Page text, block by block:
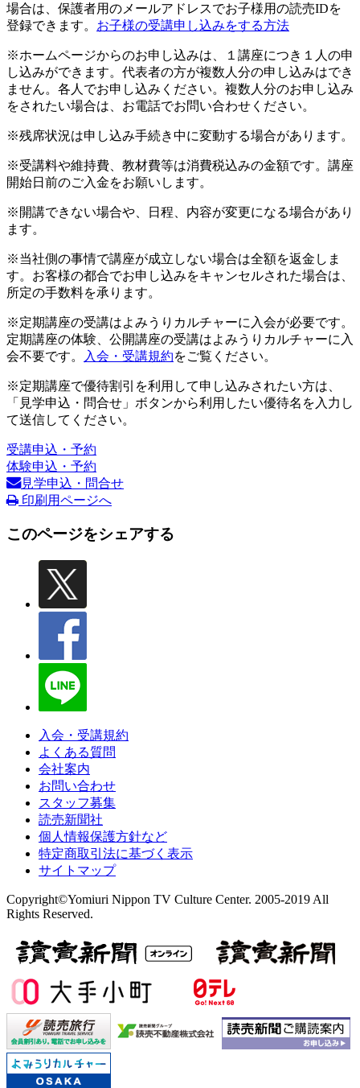
場合は、保護者用のメールアドレスでお子様用の読売IDを
登録できます。 お子様の受講申し込みをする方法
※ホームページからのお申し込みは、１講座につき１人の申
し込みができます。代表者の方が複数人分の申し込みはでき
ません。各人でお申し込みください。複数人分のお申し込み
をされたい場合は、お電話でお問い合わせください。
※残席状況は申し込み手続き中に変動する場合があります。
※受講料や維持費、教材費等は消費税込みの金額です。講座
開始日前のご入金をお願いします。
※開講できない場合や、日程、内容が変更になる場合があり
ます。
※当社側の事情で講座が成立しない場合は全額を返金しま
す。お客様の都合でお申し込みをキャンセルされた場合は、
所定の手数料を承ります。
※定期講座の受講はよみうりカルチャーに入会が必要です。
定期講座の体験、公開講座の受講はよみうりカルチャーに入
会不要です。
入会・受講規約をご覧ください。
※定期講座で優待割引を利用して申し込みされたい方は、
「見学申込・問合せ」ボタンから利用したい優待名を入力し
て送信してください。
受講申込・予約
体験申込・予約
見学申込・問合せ
印刷用ページへ
このページをシェアする
入会・受講規約
よくある質問
会社案内
お問い合わせ
スタッフ募集
読売新聞社
個人情報保護方針など
特定商取引法に基づく表示
サイトマップ
Copyright©Yomiuri Nippon TV Culture Center. 2005-2019 All
Rights Reserved.